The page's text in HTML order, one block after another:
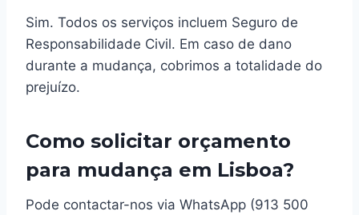
Sim. Todos os serviços incluem Seguro de
Responsabilidade Civil. Em caso de dano
durante a mudança, cobrimos a totalidade do
prejuízo.
Como solicitar orçamento
para mudança em Lisboa?
Pode contactar-nos via WhatsApp (913 500